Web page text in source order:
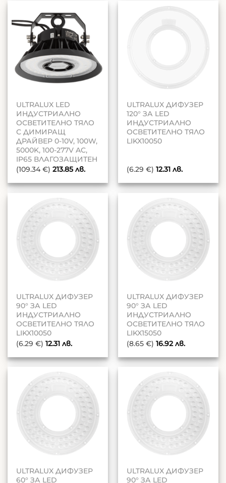
ULTRALUX LED
ИНДУСТРИАЛНО
ОСВЕТИТЕЛНО ТЯЛО
С ДИМИРАЩ
ДРАЙВЕР 0-10V, 100W,
5000K, 100-277V AC,
IP65 ВЛАГОЗАЩИТЕН
(109.34 €) 213.85лв.
ULTRALUX ДИФУЗЕР
120° ЗА LED
ИНДУСТРИАЛНО
ОСВЕТИТЕЛНО ТЯЛО
LIKX10050
(6.29 €) 12.31лв.
ULTRALUX ДИФУЗЕР
90° ЗА LED
ИНДУСТРИАЛНО
ОСВЕТИТЕЛНО ТЯЛО
LIKX10050
(6.29 €) 12.31лв.
ULTRALUX ДИФУЗЕР
90° ЗА LED
ИНДУСТРИАЛНО
ОСВЕТИТЕЛНО ТЯЛО
LIKX15050
(8.65 €) 16.92лв.
ULTRALUX ДИФУЗЕР
60° ЗА LED
ULTRALUX ДИФУЗЕР
90° ЗА LED